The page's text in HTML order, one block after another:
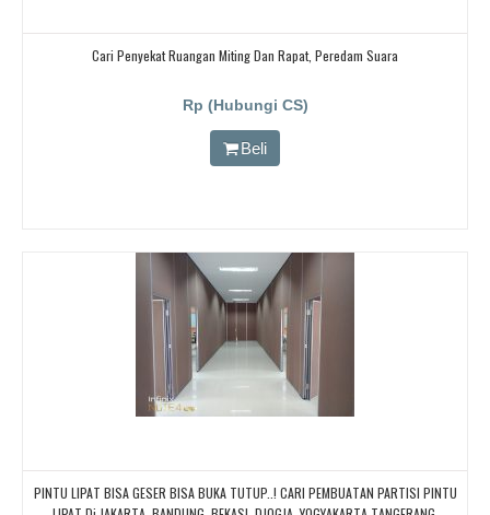
Cari Penyekat Ruangan Miting Dan Rapat, Peredam Suara
Rp (Hubungi CS)
Beli
PINTU LIPAT BISA GESER BISA BUKA TUTUP..! CARI PEMBUATAN PARTISI PINTU